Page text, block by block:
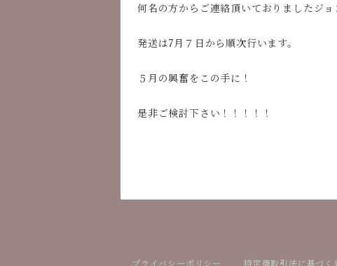
何名の方からご連絡頂いておりましたジ
発送は7月７日から順次行います。
５月の興奮をこの手に！
是非ご検討下さい！！！！！
プライバシーポリシー 特定商取引法に基づく